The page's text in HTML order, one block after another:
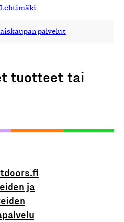
palvelut
tuotteet tai
ja